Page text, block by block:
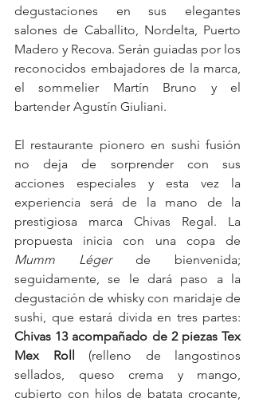
degustaciones en sus elegantes
salones de Caballito, Nordelta, Puerto
Madero y Recova. Serán guiadas por los
reconocidos embajadores de la marca,
el sommelier Martín Bruno y el
bartender Agustín Giuliani.
El restaurante pionero en sushi fusión
no deja de sorprender con sus
acciones especiales y esta vez la
experiencia será de la mano de la
prestigiosa marca Chivas Regal. La
Mumm Léger de bienvenida;
seguidamente, se le dará paso a la
degustación de whisky con maridaje de
Chivas 13 acompañado de 2 piezas Tex
Mex Roll (relleno de langostinos
sellados, queso crema y mango,
cubierto con hilos de batata crocante,